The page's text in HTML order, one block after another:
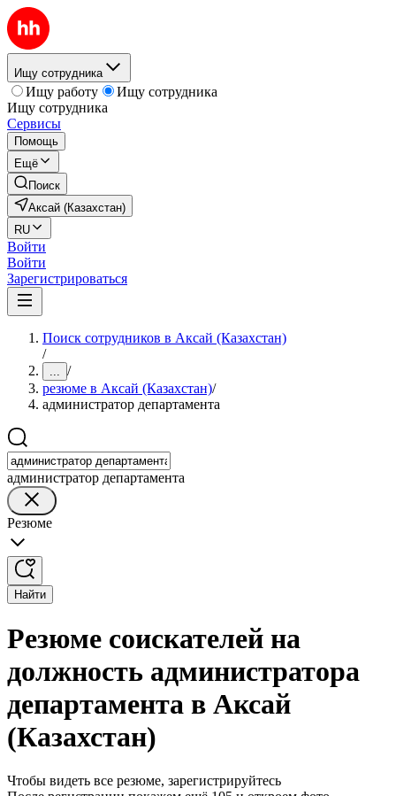
Ищу сотрудника
Ищу работу
Ищу сотрудника
Ищу сотрудника
Сервисы
Помощь
Ещё
Поиск
Аксай (Казахстан)
RU
Войти
Войти
Зарегистрироваться
Поиск сотрудников в Аксай (Казахстан)
/
... /
резюме в Аксай (Казахстан)/
администратор департамента
администратор департамента
Резюме
Найти
Резюме соискателей на
должность администратора
департамента в Аксай
(Казахстан)
Чтобы видеть все резюме, зарегистрируйтесь